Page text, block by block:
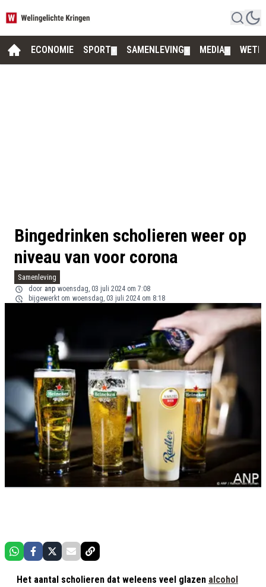
ECONOMIE SPORT SAMENLEVING MEDIA
Bingedrinken scholieren weer op
niveau van voor corona
Samenleving
door anp woensdag, 03 juli 2024 om 7:08
bijgewerkt om woensdag, 03 juli 2024 om 8:18
Het aantal scholieren dat weleens veel glazen alcohol